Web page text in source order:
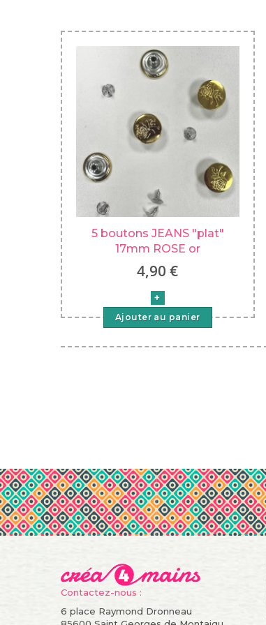
5 boutons JEANS "plat"
17mm ROSE or
4,90 €
Ajouter au panier
Contactez-nous :
6 place Raymond Dronneau